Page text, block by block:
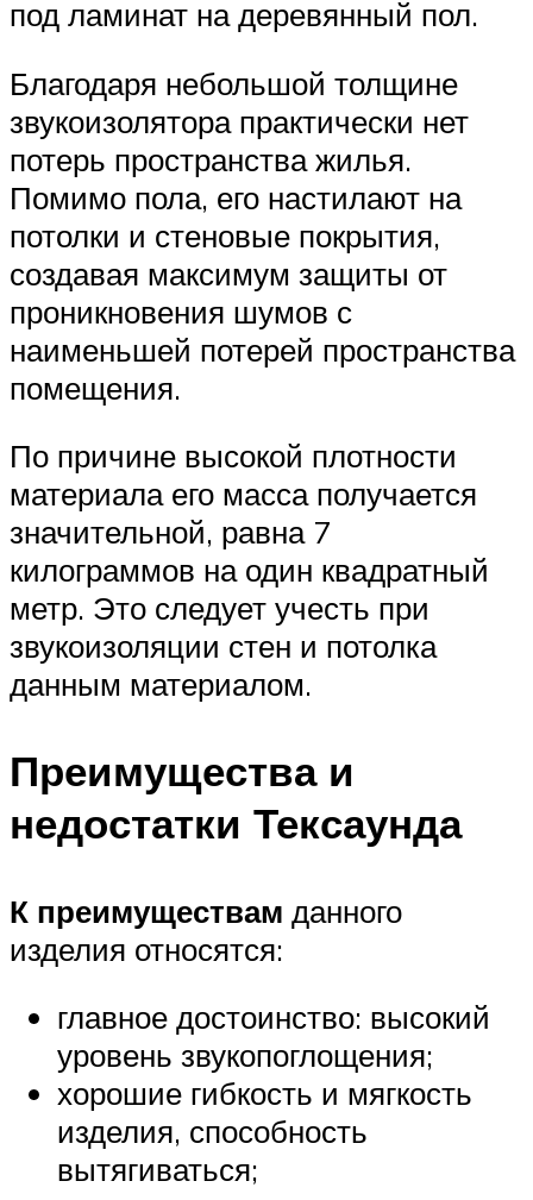
под ламинат на деревянный пол.
Благодаря небольшой толщине
звукоизолятора практически нет
потерь пространства жилья.
Помимо пола, его настилают на
потолки и стеновые покрытия,
создавая максимум защиты от
проникновения шумов с
наименьшей потерей пространства
помещения.
По причине высокой плотности
материала его масса получается
значительной, равна 7
килограммов на один квадратный
метр. Это следует учесть при
звукоизоляции стен и потолка
данным материалом.
Преимущества и
недостатки Тексаунда
К преимуществам данного
изделия относятся:
главное достоинство: высокий
уровень звукопоглощения;
хорошие гибкость и мягкость
изделия, способность
вытягиваться;